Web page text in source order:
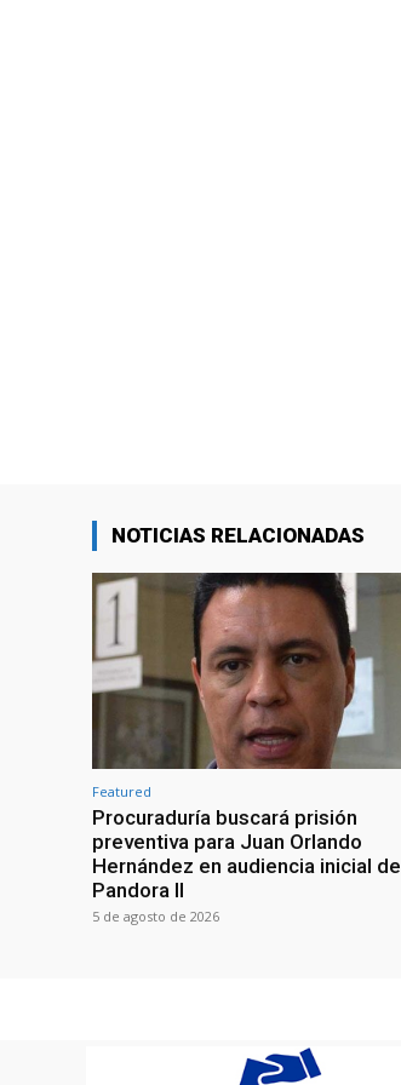
NOTICIAS RELACIONADAS
Featured
Procuraduría buscará prisión
preventiva para Juan Orlando
Hernández en audiencia inicial de
Pandora II
5 de agosto de 2026